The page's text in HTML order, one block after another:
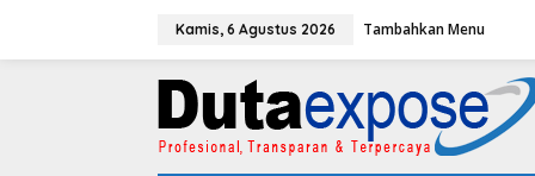
Kamis, 6 Agustus 2026 Tambahkan Menu